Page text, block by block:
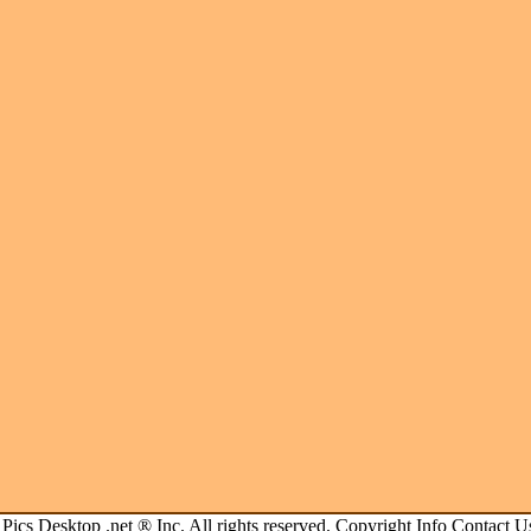
Pics Desktop .net ® Inc. All rights reserved. Copyright Info Contact